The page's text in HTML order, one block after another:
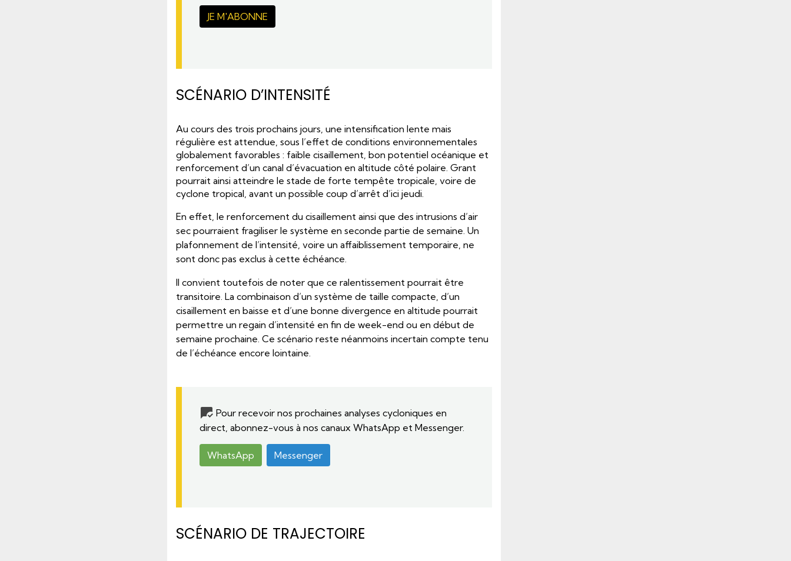
JE M'ABONNE
SCÉNARIO D’INTENSITÉ
Au cours des trois prochains jours, une intensification lente mais
régulière est attendue, sous l’effet de conditions environnementales
globalement favorables : faible cisaillement, bon potentiel océanique et
renforcement d’un canal d’évacuation en altitude côté polaire. Grant
pourrait ainsi atteindre le stade de forte tempête tropicale, voire de
cyclone tropical, avant un possible coup d’arrêt d’ici jeudi.
En effet, le renforcement du cisaillement ainsi que des intrusions d’air
sec pourraient fragiliser le système en seconde partie de semaine. Un
plafonnement de l’intensité, voire un affaiblissement temporaire, ne
sont donc pas exclus à cette échéance.
Il convient toutefois de noter que ce ralentissement pourrait être
transitoire. La combinaison d’un système de taille compacte, d’un
cisaillement en baisse et d’une bonne divergence en altitude pourrait
permettre un regain d’intensité en fin de week-end ou en début de
semaine prochaine. Ce scénario reste néanmoins incertain compte tenu
de l’échéance encore lointaine.
Pour recevoir nos prochaines analyses cycloniques en
direct, abonnez-vous à nos canaux WhatsApp et Messenger.
WhatsApp Messenger
SCÉNARIO DE TRAJECTOIRE